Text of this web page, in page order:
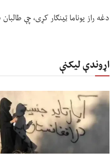
دغه راز یوناما ټينګار کړی، چې
اړوندې لیکنې